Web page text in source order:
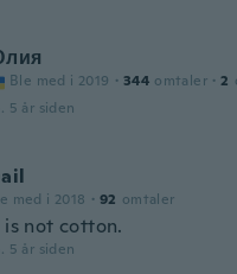
Ble med i 2019 · 344 omtaler · 2
5 år siden
med i 2018 · 92 omtaler
not cotton.
5 år siden